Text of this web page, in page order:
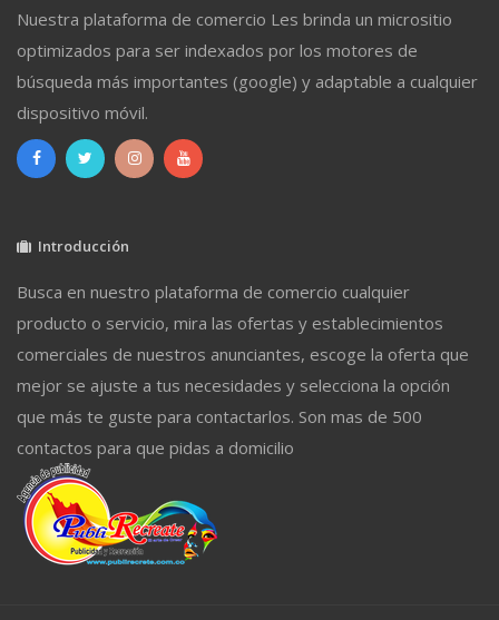
Nuestra plataforma de comercio Les brinda un micrositio
optimizados para ser indexados por los motores de
búsqueda más importantes (google) y adaptable a cualquier
dispositivo móvil.
Introducción
Busca en nuestro plataforma de comercio cualquier
producto o servicio, mira las ofertas y establecimientos
comerciales de nuestros anunciantes, escoge la oferta que
mejor se ajuste a tus necesidades y selecciona la opción
que más te guste para contactarlos. Son mas de 500
contactos para que pidas a domicilio